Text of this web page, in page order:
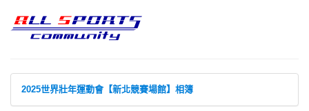
2025世界壯年運動會【新北競賽場館】相簿